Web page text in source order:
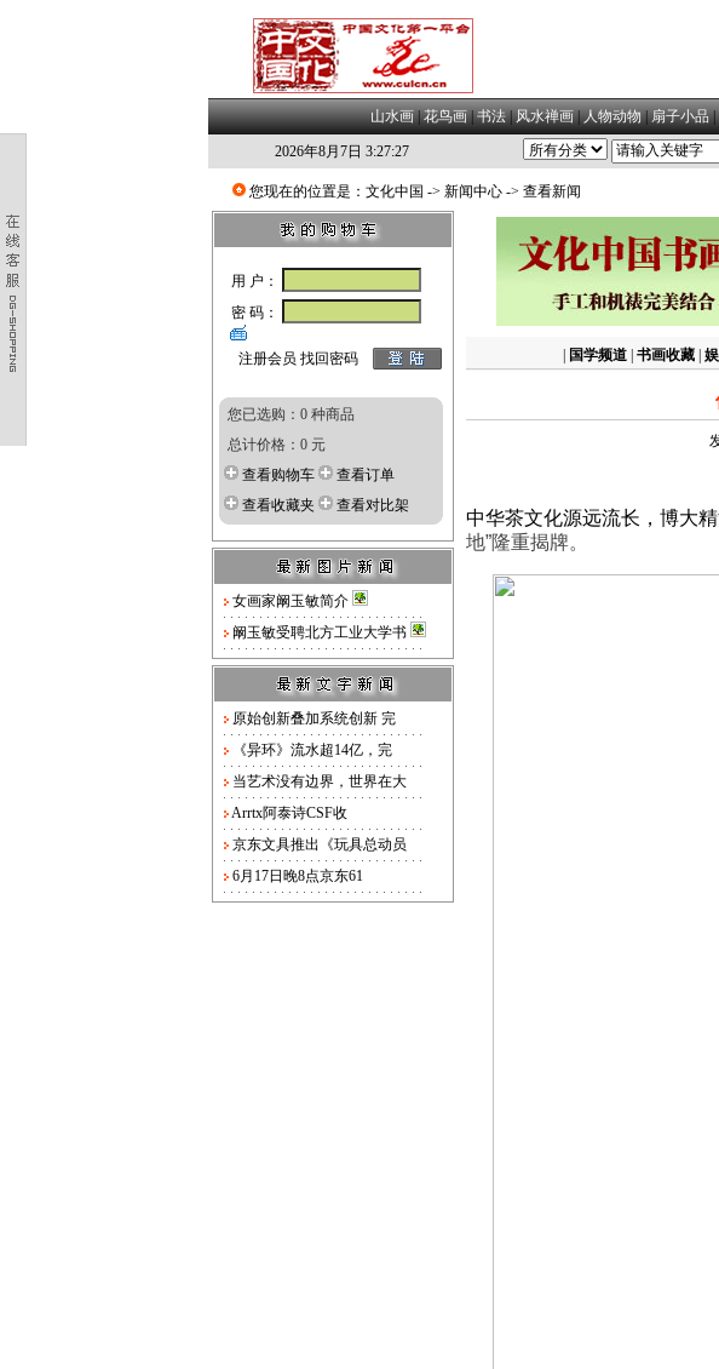
山水画|花鸟画|书法|风水禅画|人物动物|扇子小品|
2026年8月7日 3:27:28
您现在的位置是： 文化中国 -> 新闻中心 -> 查看新闻
用 户：
密 码：
注册会员 找回密码
您已选购：0 种商品
总计价格：0 元
查看购物车
查看订单
查看收藏夹
查看对比架
女画家阚玉敏简介
阚玉敏受聘北方工业大学书
原始创新叠加系统创新 完
《异环》流水超14亿，完
当艺术没有边界，世界在大
Arrtx阿泰诗CSF收
京东文具推出《玩具总动员
6月17日晚8点京东61
国学频道 书画收藏
中华茶文化源远流长，博大精
地”隆重揭牌。